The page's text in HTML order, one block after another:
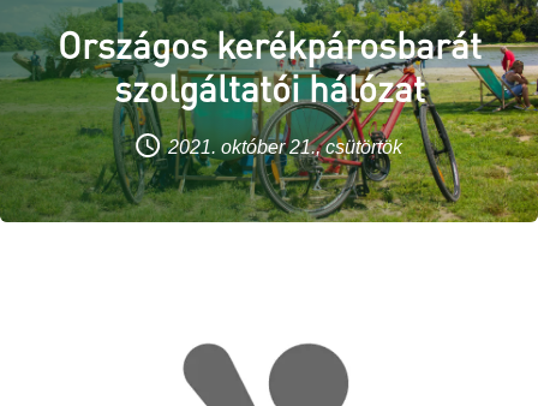
Országos kerékpárosbarát
szolgáltatói hálózat
2021. október 21., csütörtök